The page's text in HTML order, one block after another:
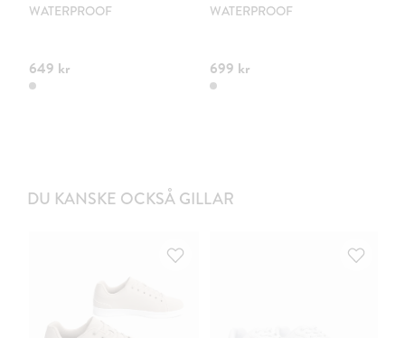
WATERPROOF
649 kr
WATERPROOF
699 kr
DU KANSKE OCKSÅ GILLAR